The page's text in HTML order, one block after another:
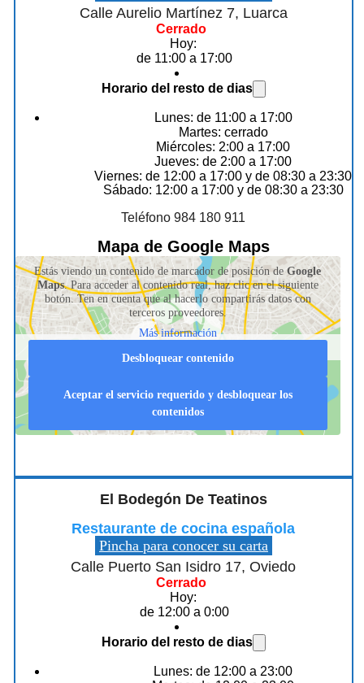
Calle Aurelio Martínez 7, Luarca
Cerrado
Hoy:
de 11:00 a 17:00
Horario del resto de dias
Lunes: de 11:00 a 17:00
Martes: cerrado
Miércoles: 2:00 a 17:00
Jueves: de 2:00 a 17:00
Viernes: de 12:00 a 17:00 y de 08:30 a 23:30
Sábado: 12:00 a 17:00 y de 08:30 a 23:30
Teléfono 984 180 911
Mapa de Google Maps
Estás viendo un contenido de marcador de posición deGoogle
Maps. Para acceder al contenido real, haz clic en el siguiente
botón. Ten en cuenta que al hacerlo compartirás datos con
terceros proveedores.
Más información
Desbloquear contenido
Aceptar el servicio requerido y desbloquear los
contenidos
El Bodegón De Teatinos
Restaurante de cocina española
Pincha para conocer su carta
Calle Puerto San Isidro 17, Oviedo
Cerrado
Hoy:
de 12:00 a 0:00
Horario del resto de dias
Lunes: de 12:00 a 23:00